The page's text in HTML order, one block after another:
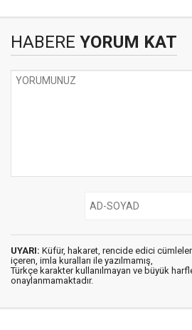
HABERE YORUM KAT
UYARI: Küfür, hakaret, rencide edici cümleler
içeren, imla kuralları ile yazılmamış,
Türkçe karakter kullanılmayan ve büyük
onaylanmamaktadır.